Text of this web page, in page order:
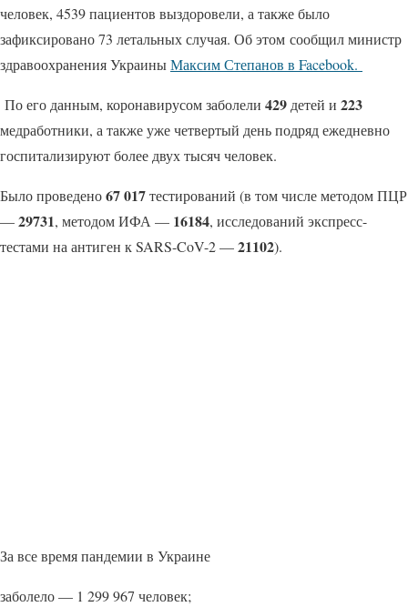
человек, 4539 пациентов выздоровели, а также было
зафиксировано 73 летальных случая. Об этом сообщил министр
здравоохранения УкраиныМаксим Степанов в Facebook.
По его данным, коронавирусом заболели 429детей и 223
медработники, а также уже четвертый день подряд ежедневно
госпитализируют более двух тысяч человек.
Было проведено67 017тестирований (в том числе методом ПЦР
—29731, методом ИФА — 16184, исследований экспресс-
тестами на антиген к SARS-CoV-2 —21102).
За все время пандемии в Украине
заболело — 1 299 967 человек;